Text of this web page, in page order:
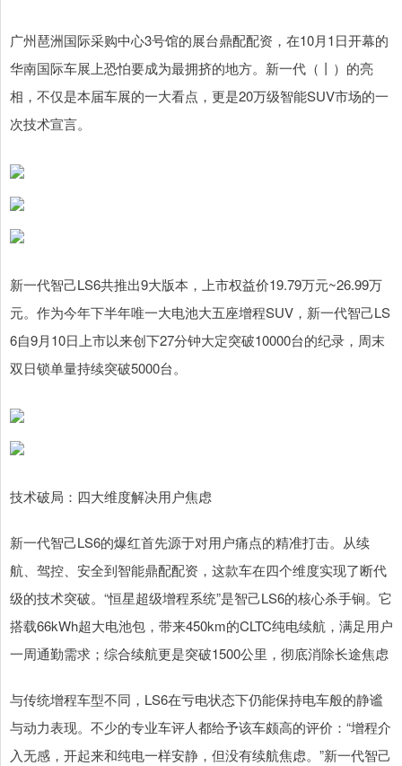
广州琶洲国际采购中心3号馆的展台鼎配配资，在10月1日开幕的
华南国际车展上恐怕要成为最拥挤的地方。新一代（丨）的亮
相，不仅是本届车展的一大看点，更是20万级智能SUV市场的一
次技术宣言。
新一代智己LS6共推出9大版本，上市权益价19.79万元~26.99万
元。作为今年下半年唯一大电池大五座增程SUV，新一代智己LS
6自9月10日上市以来创下27分钟大定突破10000台的纪录，周末
双日锁单量持续突破5000台。
技术破局：四大维度解决用户焦虑
新一代智己LS6的爆红首先源于对用户痛点的精准打击。从续
航、驾控、安全到智能鼎配配资，这款车在四个维度实现了断代
级的技术突破。“恒星超级增程系统”是智己LS6的核心杀手锏。它
搭载66kWh超大电池包，带来450km的CLTC纯电续航，满足用户
一周通勤需求；综合续航更是突破1500公里，彻底消除长途焦虑
与传统增程车型不同，LS6在亏电状态下仍能保持电车般的静谧
与动力表现。不少的专业车评人都给予该车颇高的评价：“增程介
入无感，开起来和纯电一样安静，但没有续航焦虑。”新一代智己